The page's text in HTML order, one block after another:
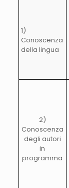
1)
Conoscenza
della lingua
2)
Conoscenza
degli autori
in
programma